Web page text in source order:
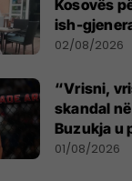
Kosovës
ish-
dikush e
02/08/2026
“Vrisni,
skandal
Buzukja u
anti-
01/08/2026